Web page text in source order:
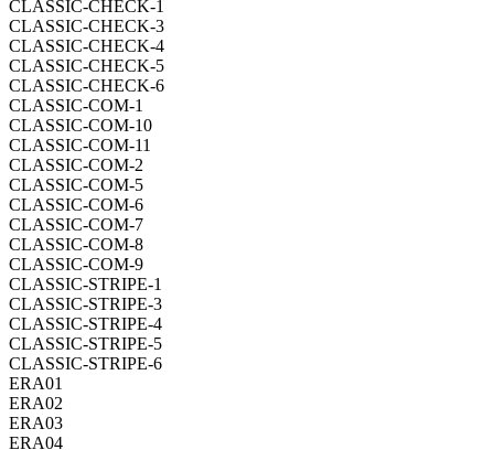
CLASSIC-CHECK-1
CLASSIC-CHECK-3
CLASSIC-CHECK-4
CLASSIC-CHECK-5
CLASSIC-CHECK-6
CLASSIC-COM-1
CLASSIC-COM-10
CLASSIC-COM-11
CLASSIC-COM-2
CLASSIC-COM-5
CLASSIC-COM-6
CLASSIC-COM-7
CLASSIC-COM-8
CLASSIC-COM-9
CLASSIC-STRIPE-1
CLASSIC-STRIPE-3
CLASSIC-STRIPE-4
CLASSIC-STRIPE-5
CLASSIC-STRIPE-6
ERA01
ERA02
ERA03
ERA04